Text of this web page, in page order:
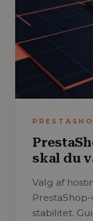
skal du
Valg af
stabilitet.